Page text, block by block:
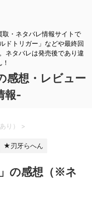
・ネタバレ情報サイトで
ドトリガー」などや最終回
ネタバレは発売後であり違
感想・レビュー
報-
り） >
★刃牙らへん
の感想（※ネ